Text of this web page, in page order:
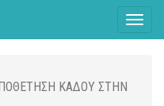
ΚΑΔΟΥ ΣΤΗΝ